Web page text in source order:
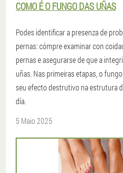
COMO É O FUNGO DAS UÑAS
Podes identificar a presenza de
pernas: cómpre examinar con
pernas e asegurarse de que a
uñas. Nas primeiras etapas, o
seu efecto destrutivo na estrutura
día.
5 Maio 2025